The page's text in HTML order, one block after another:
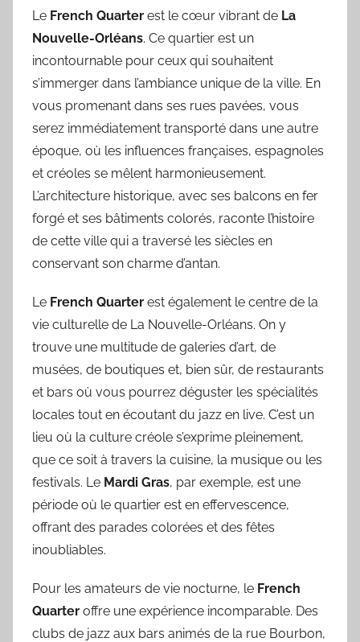
Le French Quarter est le cœur vibrant de La
Nouvelle-Orléans. Ce quartier est un
incontournable pour ceux qui souhaitent
s’immerger dans l’ambiance unique de la ville. En
vous promenant dans ses rues pavées, vous
serez immédiatement transporté dans une autre
époque, où les influences françaises, espagnoles
et créoles se mêlent harmonieusement.
L’architecture historique, avec ses balcons en fer
forgé et ses bâtiments colorés, raconte l’histoire
de cette ville qui a traversé les siècles en
conservant son charme d’antan.
Le French Quarter est également le centre de la
vie culturelle de La Nouvelle-Orléans. On y
trouve une multitude de galeries d’art, de
musées, de boutiques et, bien sûr, de restaurants
et bars où vous pourrez déguster les spécialités
locales tout en écoutant du jazz en live. C’est un
lieu où la culture créole s’exprime pleinement,
que ce soit à travers la cuisine, la musique ou les
festivals. Le Mardi Gras, par exemple, est une
période où le quartier est en effervescence,
offrant des parades colorées et des fêtes
inoubliables.
Pour les amateurs de vie nocturne, le French
Quarter offre une expérience incomparable. Des
clubs de jazz aux bars animés de la rue Bourbon,